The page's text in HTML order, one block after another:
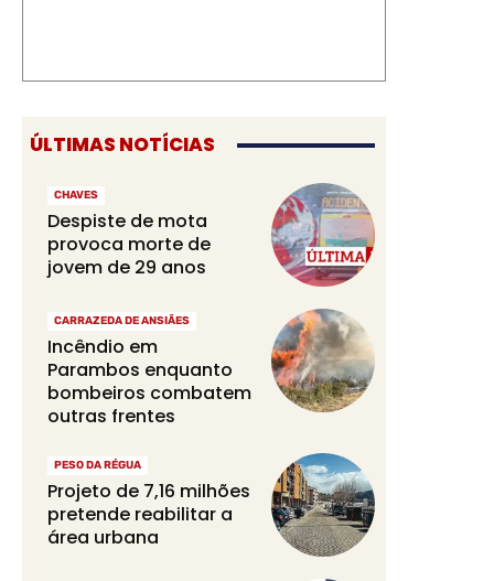
ÚLTIMAS NOTÍCIAS
CHAVES
Despiste de mota
provoca morte de
jovem de 29 anos
CARRAZEDA DE ANSIÃES
Incêndio em
Parambos enquanto
bombeiros combatem
outras frentes
PESO DA RÉGUA
Projeto de 7,16 milhões
pretende reabilitar a
área urbana